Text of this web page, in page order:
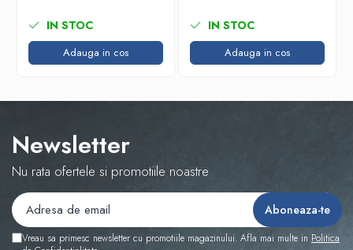
IN STOC
Adauga in cos
IN STOC
Adauga in cos
Newsletter
Nu rata ofertele si promotiile noastre
Vreau sa primesc newsletter cu promotiile magazinului. Afla mai multe in Politica